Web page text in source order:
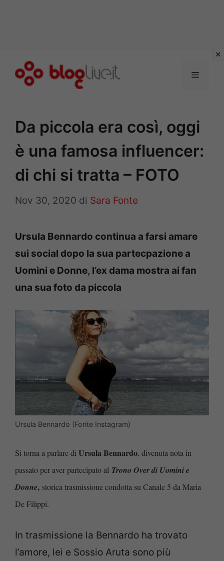
Menu
Da piccola era così, oggi
è una famosa influencer:
di chi si tratta – FOTO
Nov 30, 2020 di Sara Fonte
Ursula Bennardo continua a farsi amare
sui social dopo la sua partecpazione a
Uomini e Donne, l’ex dama mostra ai fan
una sua foto da piccola
Ursula Bennardo (Fonte Instagram)
Si torna a parlare di Ursula Bennardo, divenuta nota in
passato per aver partecipato al Trono Over di Uomini e
Donne, storica trasmissione condotta su Canale 5 da Maria
De Filippi.
In trasmissione la Bennardo ha trovato
l’amore, lei e Sossio Aruta sono più